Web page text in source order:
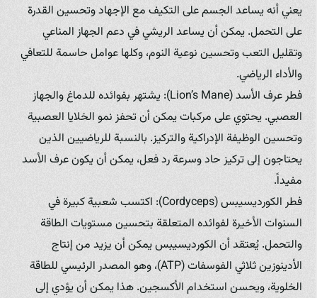
يعني أنه يساعد الجسم على التكيف مع الإجهاد وتحسين القدرة
على التحمل. يمكن أن يساعد الريشي في دعم الجهاز المناعي
وتقليل التعب وتحسين نوعية النوم، وكلها عوامل حاسمة للتعافي
والأداء الرياضي.
فطر عرف الأسد (Lion’s Mane): يشتهر بفوائده للدماغ والجهاز
العصبي. يحتوي على مركبات يمكن أن تحفز نمو الخلايا العصبية
وتحسين الوظيفة الإدراكية والتركيز. بالنسبة للرياضيين الذين
يحتاجون إلى تركيز حاد وسرعة رد فعل، يمكن أن يكون عرف الأسد
مفيداً.
فطر الكورديسيبس (Cordyceps): اكتسب شعبية كبيرة في
السنوات الأخيرة لفوائده المتعلقة بتحسين مستويات الطاقة
والتحمل. يُعتقد أن الكورديسيبس يمكن أن يزيد من إنتاج
الأدينوزين ثلاثي الفوسفات (ATP)، وهو المصدر الرئيسي للطاقة
الخلوية، ويحسن استخدام الأكسجين. هذا يمكن أن يؤدي إلى